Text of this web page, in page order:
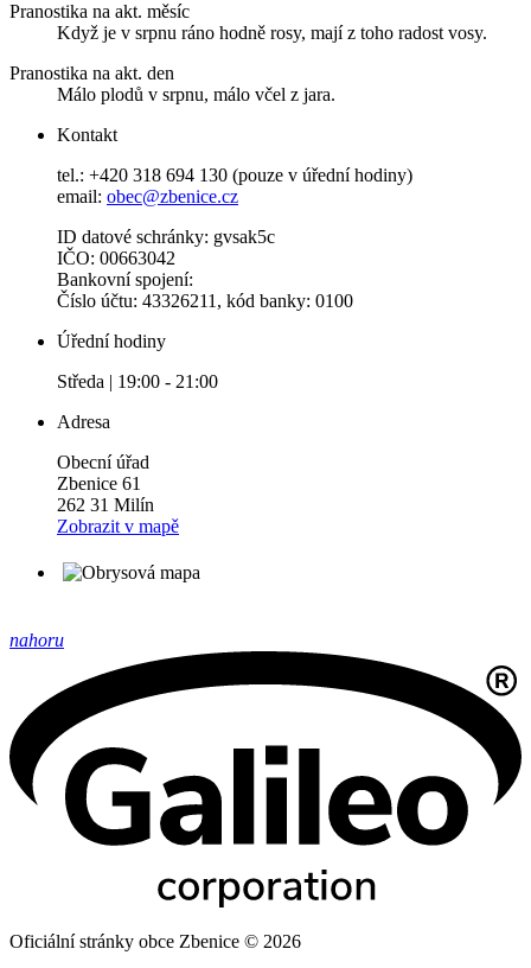
Pranostika na akt. měsíc
Když je v srpnu ráno hodně rosy, mají z toho radost vosy.
Pranostika na akt. den
Málo plodů v srpnu, málo včel z jara.
Kontakt
tel.: +420 318 694 130 (pouze v úřední hodiny)
email: obec@zbenice.cz
ID datové schránky: gvsak5c
IČO: 00663042
Bankovní spojení:
Číslo účtu: 43326211, kód banky: 0100
Úřední hodiny
Středa | 19:00 - 21:00
Adresa
Obecní úřad
Zbenice 61
262 31 Milín
Zobrazit v mapě
nahoru
Oficiální stránky obce Zbenice © 2026